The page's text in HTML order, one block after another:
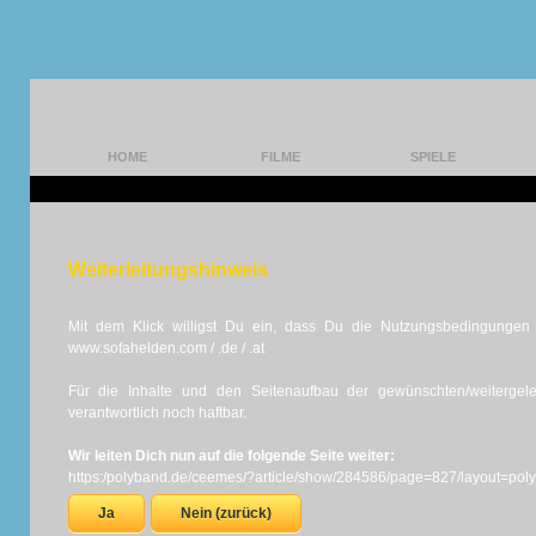
HOME FILME SPIELE
Weiterleitungshinweis
Mit dem Klick willigst Du ein, dass Du die
www.sofahelden.com / .de / .at
Für die Inhalte und den Seitenaufbau der gewünschten/
verantwortlich noch haftbar.
Wir leiten Dich nun auf die folgende Seite weiter:
https:/polyband.de/ceemes/?article/show/284586/page=827/
Ja Nein (zurück)